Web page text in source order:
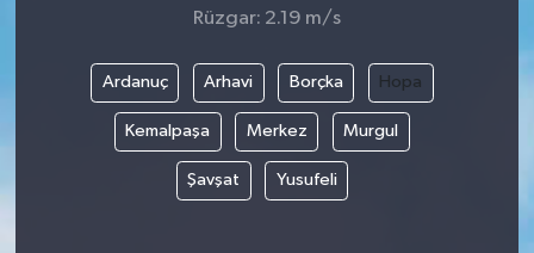
Rüzgar: 2.19 m/s
Ardanuç Arhavi Borçka Hopa
Kemalpaşa Merkez Murgul
Şavşat Yusufeli
Malazgirt